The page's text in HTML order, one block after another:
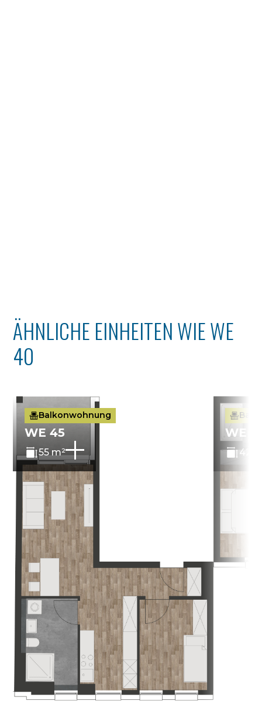
ÄHNLICHE EINHEITEN WIE WE
40
WE 45
55 m²
Balkonwohnung
WE
42